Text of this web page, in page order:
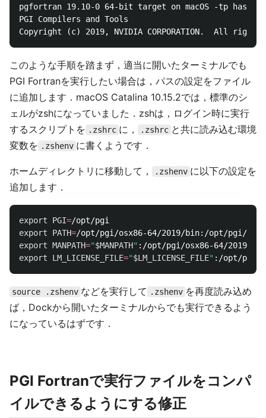
pgfortran 19.10-0 64-bit target on macOS -tp haswell
PGI Compilers and Tools
このような手順を踏まず，適当に開いたターミナルでも
PGI Fortranを実行したい場合は，パスの設定をファイル
に追加します．macOS Catalina 10.15.2では，標準のシ
ェルがzshになっていました．zshは，ログイン時に実行
するスクリプトを .zshrc に， .zshrc と共に読み込む環境
変数を .zshenv に書くようです．
ホームディレクトリに移動して， .zshenv に以下の設定を
追加します．
export PGI=
export PATH=/opt/pgi/osx86-64/2019/bin:/opt/pgi/
export MANPATH="$MANPATH"
export LM_LICENSE_FILE="$LM_LICENSE_FILE"
source .zshenv などを実行して .zshenv を再度読み込め
ば，Dockから開いたターミナルからでも実行できるよう
になっているはずです．
PGI Fortranで実行ファイルをコンパ
イルできるようにする修正